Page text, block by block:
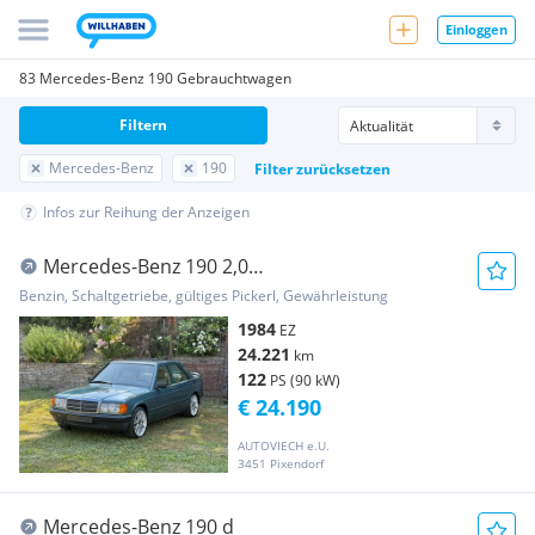
Einloggen
83 Mercedes-Benz 190 Gebrauchtwagen
Mercedes-Benz 190 Filter zurücksetzen
Filtern
Infos zur Reihung der Anzeigen
Mercedes-Benz 190 2,0
*24.221KM*1Besitz*Neuwagenzustand*
Benzin, Schaltgetriebe, gültiges Pickerl, Gewährleistung
1984 EZ
24.221 km
122 PS (90 kW)
AUTOVIECH e.U.
3451 Pixendorf
€ 24.190
Mercedes-Benz 190 d